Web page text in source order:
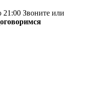
Звоните или